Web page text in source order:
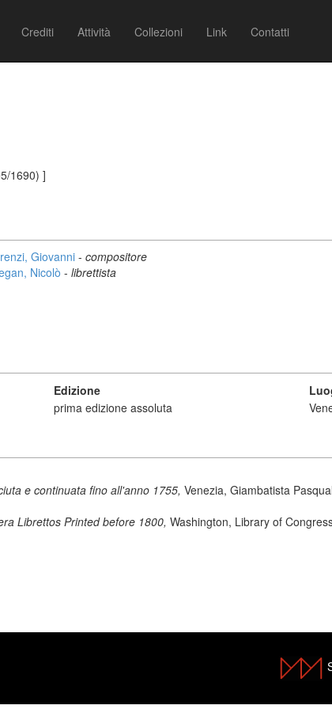
Crediti Attività Collezioni Link Contatti
1690) ]
Giovanni- compositore
Nicolò - librettista
Edizione
prima edizione assoluta
e continuata fino all'anno 1755, Venezia, Giambatista
Librettos Printed before 1800, Washington, Library of